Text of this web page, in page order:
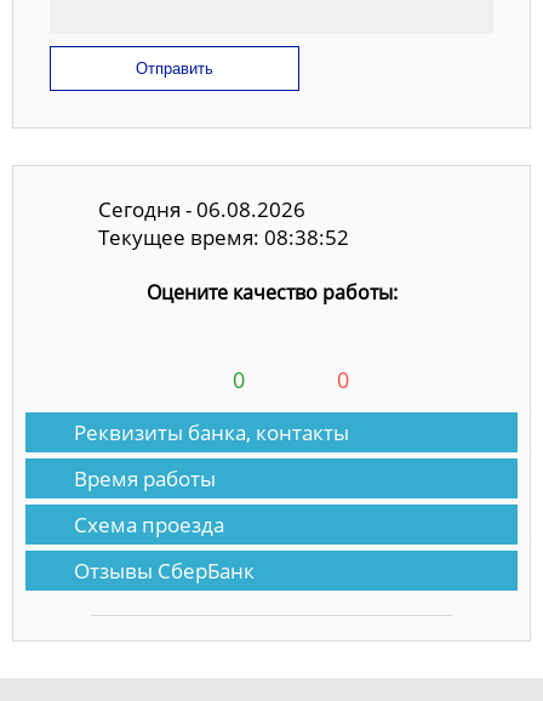
Отправить
Сегодня - 06.08.2026
Текущее время: 08:38:53
Оцените качество работы:
0 0
Реквизиты банка, контакты
Время работы
Схема проезда
Отзывы СберБанк